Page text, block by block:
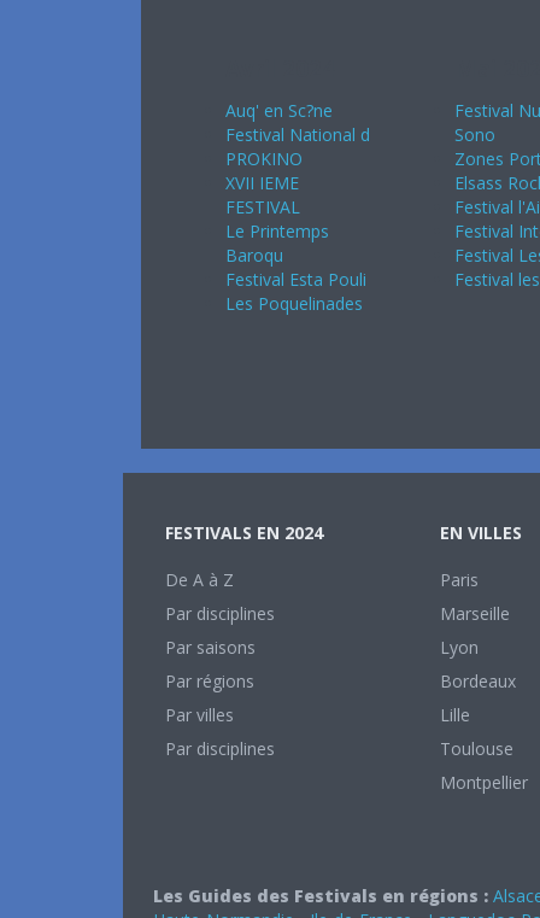
Auq' en Sc?ne
Festival National d
PROKINO
XVII IEME
FESTIVAL
Le Printemps
Baroqu
Festival Esta Pouli
Les Poquelinades
Festival
Sono
Zones
Elsass
Festival
Festival
Festival
Festival
FESTIVALS EN 2024
De A à Z
Par disciplines
Par saisons
Par régions
Par villes
Par disciplines
EN VILLES
Paris
Marseille
Lyon
Bordeaux
Lille
Toulouse
Montpellier
Les Guides des Festivals en régions :